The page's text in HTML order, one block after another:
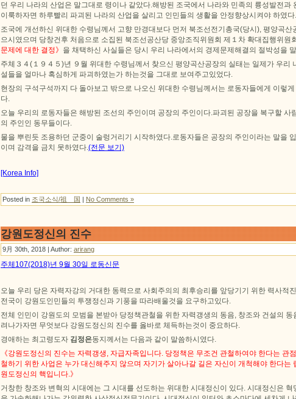
던 우리 나라의 산업은 말그대로 령이나 같았다.해방된 조국에서 나라와 민족의 륭성발전과
이룩하자면 하루빨리 파괴된 나라의 산업을 살리고 인민들의 생활을 안정향상시켜야 하였다.
조국에 개선하신 위대한 수령님께서 고향 만경대보다 먼저 북조선전기총국(당시), 평양곡산
으시였으며 당창건후 처음으로 소집된 북조선공산당 중앙조직위원회 제１차 확대집행위원
문제에 대한 결정》 을 채택하신 사실들은 당시 우리 나라에서의 경제문제해결의 절박성을
주체３４(１９４５)년 ９월 위대한 수령님께서 찾으신 평양곡산공장의 실태는 일제가 우리
설들을 얼마나 혹심하게 파괴하였는가 하는것을 그대로 보여주고있었다.
현장의 구석구석까지 다 돌아보고 밖으로 나오신 위대한 수령님께서는 로동자들에게 이렇게
다.
오늘 우리의 로동자들은 해방된 조선의 주인이며 공장의 주인이다.파괴된 공장을 복구할 사
의 주인인 동무들이다.
물을 뿌린듯 조용하던 군중이 술렁거리기 시작하였다.로동자들은 공장의 주인이라는 말을
이며 감격을 금치 못하였다.(전문 보기)
[Korea Info]
Posted in 조국소식/祖 国 No Comments »
강원도정신의 진수
9月 30th, 2018 | Author: arirang
주체107(2018)년 9월 30일 로동신문
오늘 우리 당은 자력자강의 거대한 동력으로 사회주의의 최후승리를 앞당기기 위한 력사적
전국이 강원도인민들의 투쟁정신과 기풍을 따라배울것을 요구하고있다.
전체 인민이 강원도의 모범을 본받아 당정책관철을 위한 자력갱생의 동음, 창조와 건설의 동
려나가자면 무엇보다 강원도정신의 진수를 옳바로 체득하는것이 중요하다.
경애하는 최고령도자 김정은동지께서는 다음과 같이 말씀하시였다.
《강원도정신의 진수는 자력갱생, 자급자족입니다. 당정책은 무조건 관철하여야 한다는 관
철하기 위한 사업은 누가 대신해주지 않으며 자기가 살아나갈 길은 자신이 개척해야 한다는
원도정신의 핵입니다.》
거창한 창조와 변혁의 시대에는 그 시대를 선도하는 위대한 시대정신이 있다. 시대정신은 혁